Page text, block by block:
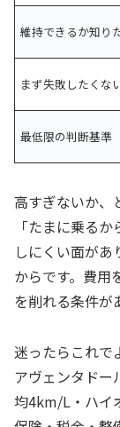
維持できるか知り
まず失敗したくな
最低限の判断基準
高すぎないか、
「たまに乗る
しにくい面があ
からです。費用
を削れる条件が
迷ったらこれで
アヴェンタド
均4km/L・ハイ